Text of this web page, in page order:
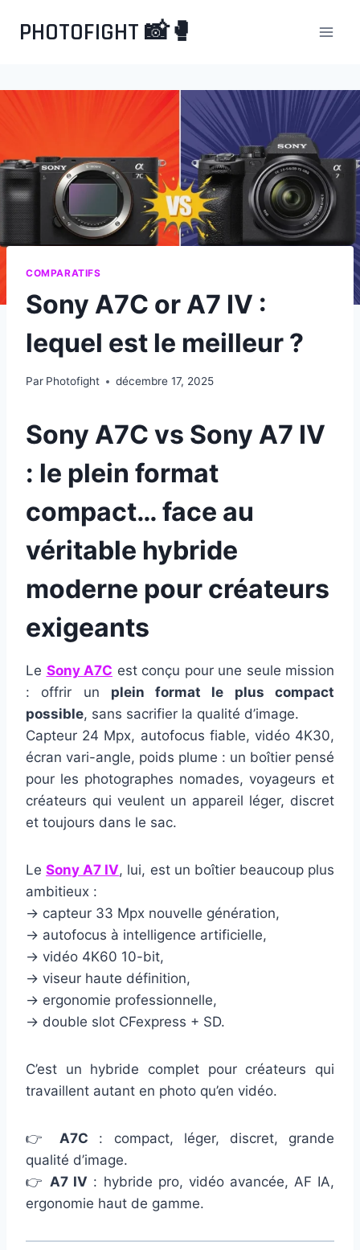
PHOTOFIGHT 📸🥊
COMPARATIFS
Sony A7C or A7 IV :
lequel est le meilleur ?
Par Photofight décembre 17, 2025
Sony A7C vs Sony A7 IV
: le plein format
compact… face au
véritable hybride
moderne pour créateurs
exigeants
Le Sony A7C est conçu pour une seule mission
: offrir un plein format le plus compact
possible, sans sacrifier la qualité d’image.
Capteur 24 Mpx, autofocus fiable, vidéo 4K30,
écran vari-angle, poids plume : un boîtier pensé
pour les photographes nomades, voyageurs et
créateurs qui veulent un appareil léger, discret
et toujours dans le sac.
LeSony A7 IV, lui, est un boîtier beaucoup plus
ambitieux :
→ capteur 33 Mpx nouvelle génération,
→ autofocus à intelligence artificielle,
→ vidéo 4K60 10-bit,
→ viseur haute définition,
→ ergonomie professionnelle,
→ double slot CFexpress + SD.
C’est un hybride complet pour créateurs qui
travaillent autant en photo qu’en vidéo.
👉A7C : compact, léger, discret, grande
qualité d’image.
👉A7 IV : hybride pro, vidéo avancée, AF IA,
ergonomie haut de gamme.